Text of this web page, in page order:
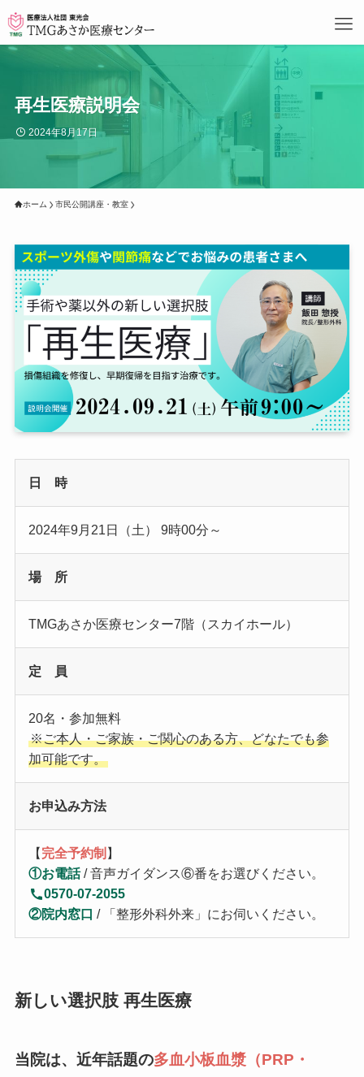
再生医療説明会
2024年8月17日
ホーム 市民公開講座・教室
日 時
2024年9月21日（土） 9時00分～
場 所
TMGあさか医療センター7階（スカイホール）
定 員
20名・参加無料
※ご本人・ご家族・ご関心のある方、どなたでも参
加可能です。
お申込み方法
【 完全予約制 】
①お電話/ 音声ガイダンス⑥番をお選びください。
0570-07-2055
②院内窓口 / 「整形外科外来」にお伺いください。
新しい選択肢 再生医療
当院は、近年話題の多血小板血漿（PRP・